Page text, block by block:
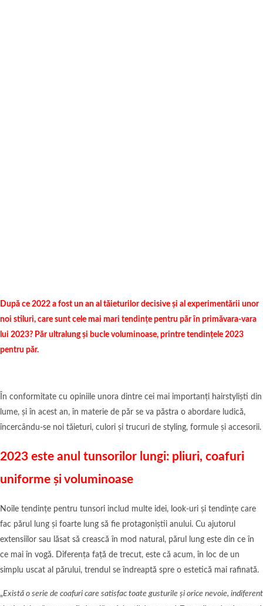
După ce 2022 a fost un an al tăieturilor decisive și al experimentării unor
noi stiluri, care sunt cele mai mari tendințe pentru păr în primăvara-vara
lui 2023? Păr ultralung și bucle voluminoase, printre tendințele 2023
pentru păr.
În conformitate cu opiniile unora dintre cei mai importanți hairstyliști din
lume, și în acest an, în materie de păr se va păstra o abordare ludică,
încercându-se noi tăieturi, culori și trucuri de styling, formule și accesorii.
2023 este anul tunsorilor lungi: pliuri, coafuri
uniforme și voluminoase
Noile tendințe pentru tunsori includ multe idei, look-uri și tendințe care
fac părul lung și foarte lung să fie protagoniștii anului. Cu ajutorul
extensiilor sau lăsat să crească în mod natural, părul lung este din ce în
ce mai în vogă. Diferența față de trecut, este că acum, în loc de un
simplu uscat al părului, trendul se îndreaptă spre o estetică mai rafinată.
„Există o serie de coafuri care satisfac toate gusturile și orice nevoie, indiferent